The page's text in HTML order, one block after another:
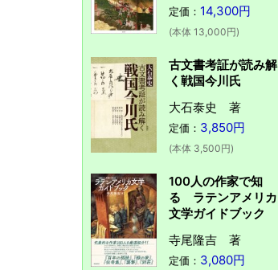
定価： 14,300円
(本体 13,000円)
古文書考証が読み解
く戦国今川氏
大石泰史 著
定価： 3,850円
(本体 3,500円)
100人の作家で知
る ラテンアメリカ
文学ガイドブック
寺尾隆吉 著
定価： 3,080円